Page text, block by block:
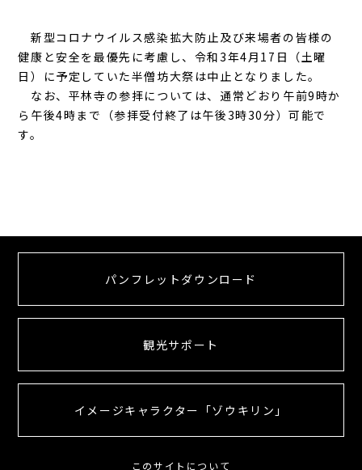
新型コロナウイルス感染拡大防止及び来場者の皆様の
健康と安全を最優先に考慮し、令和3年4月17日（土曜
日）に予定していた半僧坊大祭は中止となりました。
なお、平林寺の参拝については、通常どおり午前9時か
ら午後4時まで（参拝受付終了は午後3時30分）可能で
す。
パンフレットダウンロード
観光サポート
イメージキャラクター「ゾウキリン」
このサイトについて